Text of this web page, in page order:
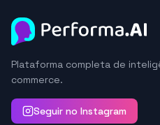
Plataforma completa de
commerce.
Seguir no Instagram